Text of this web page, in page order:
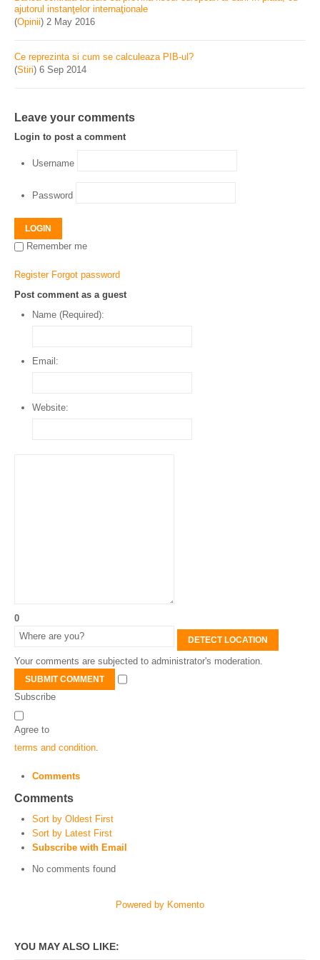
ajutorul instanţelor internaţionale
(Opinii) 2 May 2016
Ce reprezinta si cum se calculeaza PIB-ul?
(Stiri) 6 Sep 2014
Leave your comments
Login to post a comment
Username
Password
LOGIN
Remember me
Register Forgot password
Post comment as a guest
Name (Required):
Email:
Website:
0
DETECT LOCATION
Your comments are subjected to administrator's moderation.
SUBMIT COMMENT
Subscribe
Agree to
terms and condition
Comments
Comments
Sort by Oldest First
Sort by Latest First
Subscribe with Email
No comments found
Powered by Komento
YOU MAY ALSO LIKE: